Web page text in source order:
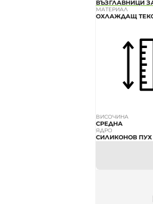
ВЪЗГЛАВНИЦИ
МАТЕРИАЛ
ОХЛАЖДАЩ
ВИСОЧИНА
СРЕДНА
ЯДРО
СИЛИКОНОВ ПУХ